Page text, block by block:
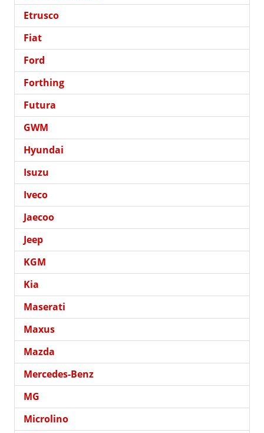
Etrusco
Fiat
Ford
Forthing
Futura
GWM
Hyundai
Isuzu
Iveco
Jaecoo
Jeep
KGM
Kia
Maserati
Maxus
Mazda
Mercedes-Benz
MG
Microlino